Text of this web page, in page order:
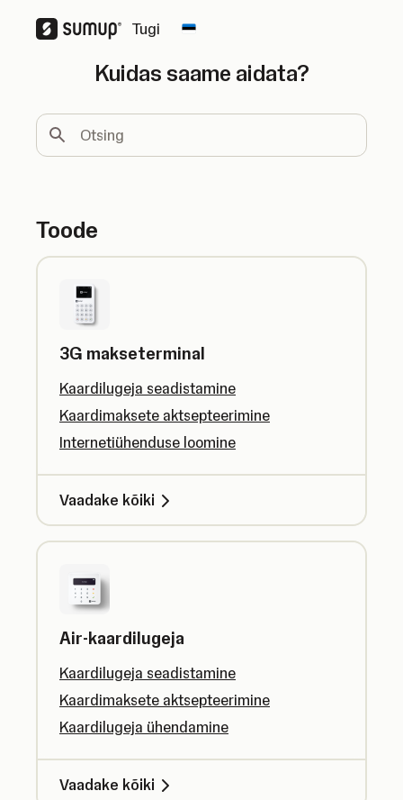
Tugi
Kuidas saame aidata?
Otsing
Toode
3G makseterminal
Kaardilugeja seadistamine
Kaardimaksete aktsepteerimine
Internetiühenduse loomine
Vaadake kõiki
Air-kaardilugeja
Kaardilugeja seadistamine
Kaardimaksete aktsepteerimine
Kaardilugeja ühendamine
Vaadake kõiki